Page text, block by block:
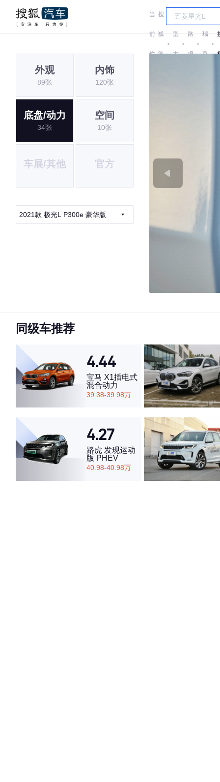
当
前
位
搜
狐
汽
＞
车
型
大
＞
路
虎
＞
奇
瑞
路
＞
外观
89张
内饰
120张
底盘/动力
34张
空间
10张
车展/其他 官方
2021款 极光L P300e 豪华版
同级车推荐
4.44
宝马 X1插电式
混合动力
39.38-39.98万
4.27
路虎 发现运动
版 PHEV
40.98-40.98万